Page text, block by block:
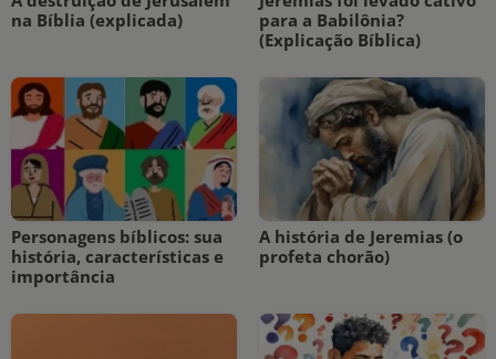
na Bíblia (explicada)
para a Babilônia?
(Explicação Bíblica)
Personagens bíblicos: sua
história, características e
importância
A história de Jeremias (o
profeta chorão)